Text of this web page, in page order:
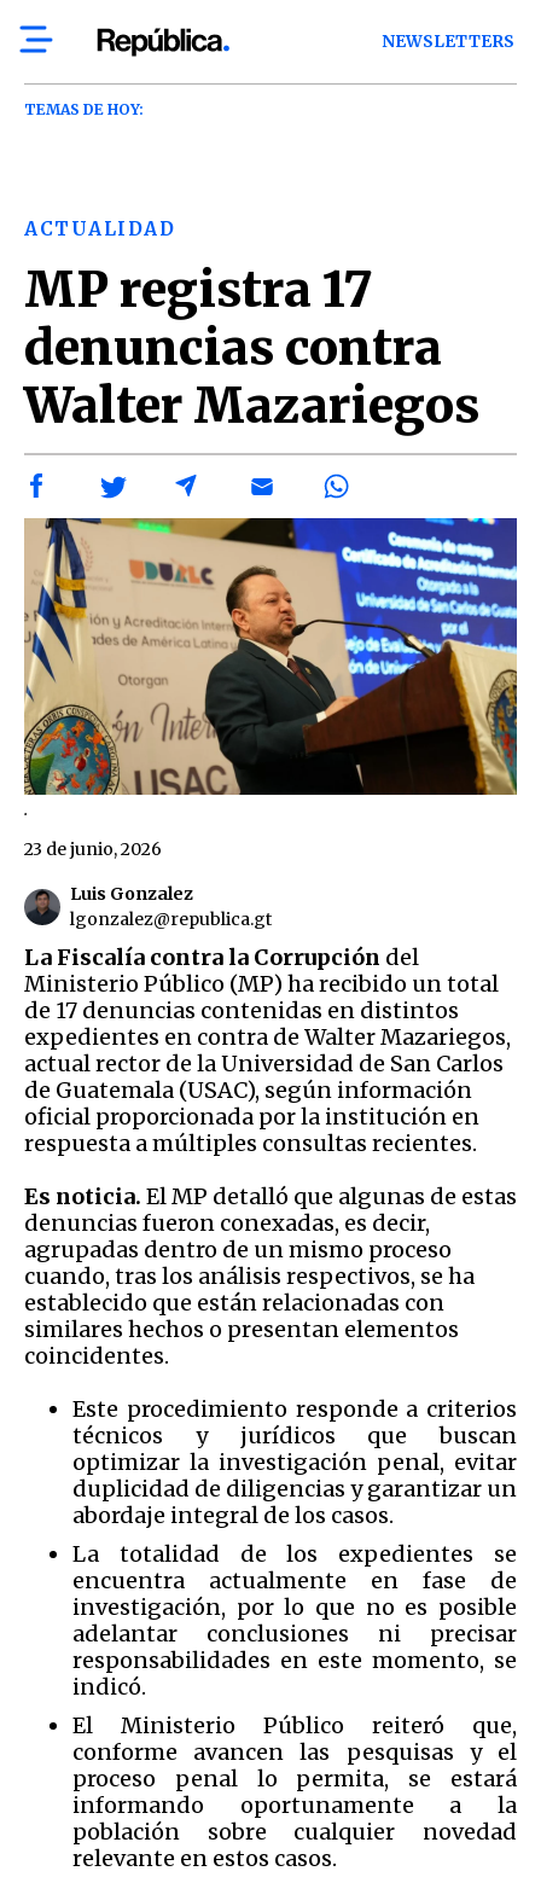
NEWSLETTERS
TEMAS DE HOY:
ACTUALIDAD
MP registra 17
denuncias contra
Walter Mazariegos
.
Luis Gonzalez
lgonzalez@republica.gt
23 de junio, 2026
La Fiscalía contra la Corrupción del
Ministerio Público (MP) ha recibido un total
de 17 denuncias contenidas en distintos
expedientes en contra de Walter Mazariegos,
actual rector de la Universidad de San Carlos
de Guatemala (USAC), según información
oficial proporcionada por la institución en
respuesta a múltiples consultas recientes.
Es noticia. El MP detalló que algunas de estas
denuncias fueron conexadas, es decir,
agrupadas dentro de un mismo proceso
cuando, tras los análisis respectivos, se ha
establecido que están relacionadas con
similares hechos o presentan elementos
coincidentes.
Este procedimiento responde a criterios
técnicos y jurídicos que buscan
optimizar la investigación penal, evitar
duplicidad de diligencias y garantizar un
abordaje integral de los casos.
La totalidad de los expedientes se
encuentra actualmente en fase de
investigación, por lo que no es posible
adelantar conclusiones ni precisar
responsabilidades en este momento, se
indicó.
El Ministerio Público reiteró que,
conforme avancen las pesquisas y el
proceso penal lo permita, se estará
informando oportunamente a la
población sobre cualquier novedad
relevante en estos casos.